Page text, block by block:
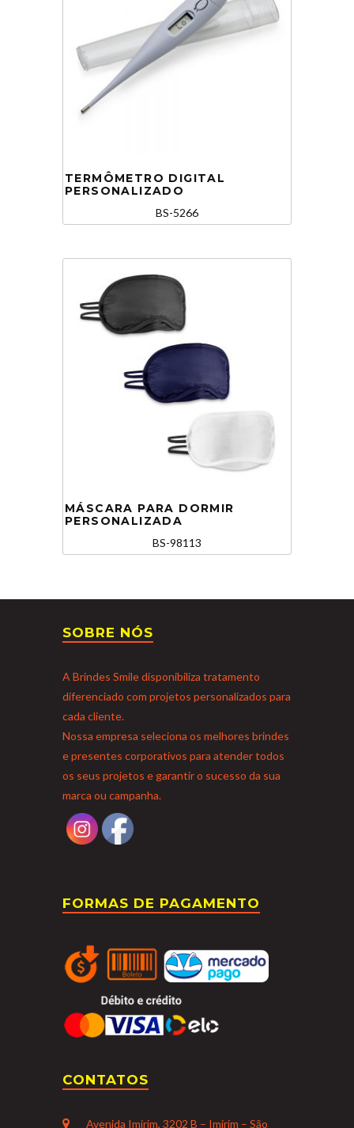
TERMÔMETRO DIGITAL
PERSONALIZADO
BS-5266
MÁSCARA PARA DORMIR
PERSONALIZADA
BS-98113
SOBRE NÓS
A Brindes Smile disponibiliza tratamento
diferenciado com projetos personalizados para
cada cliente.
Nossa empresa seleciona os melhores brindes
e presentes corporativos para atender todos
os seus projetos e garantir o sucesso da sua
marca ou campanha.
FORMAS DE PAGAMENTO
CONTATOS
Avenida Imirim, 3202 B – Imirim – São